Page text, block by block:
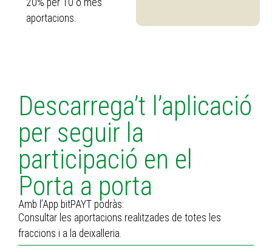
20% per 10 o més
aportacions.
Descarrega’t l’aplicació
per seguir la
participació en el
Porta a porta
Amb l’App bitPAYT podràs:
Consultar les aportacions realitzades de totes les
fraccions i a la deixalleria.